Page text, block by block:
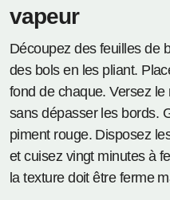
vapeur
Découpez des feuilles de
des bols en les pliant.
fond de chaque. Versez
sans dépasser les bords.
piment rouge. Disposez
et cuisez vingt minutes à
la texture doit être ferme